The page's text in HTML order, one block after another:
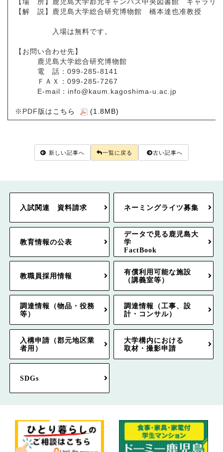
【解 説】鹿児島大学総合研究博物館 橋本達也准教授
入場は無料です。
【お問い合わせ先】
鹿児島大学総合研究博物館
電 話：099-285-8141
ＦＡＸ：099-285-7267
E-mail：info@kaum.kagoshima-u.ac.jp
※PDF版は こちら (1.8MB)
新しい記事へ 一覧に戻る 古い記事へ
入試関連 資料請求 ネーミングライツ募集
教育情報の公表
データで見る鹿児島大
学
FactBook
教職員採用情報
有償利用可能な施設
（講義室等）
調達情報（物品・役務
等）
調達情報（工事、設
計・コンサル）
入構申請（郡元地区業
者用）
大学構内における
取材・撮影申請
SDGs